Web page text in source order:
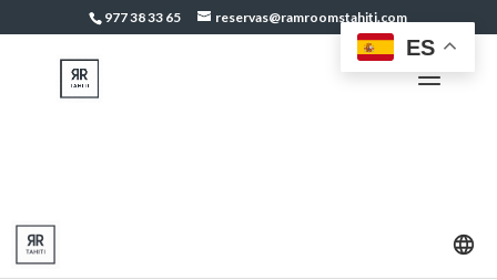
977 38 33 65 reservas@ramroomstahiti.com
ES